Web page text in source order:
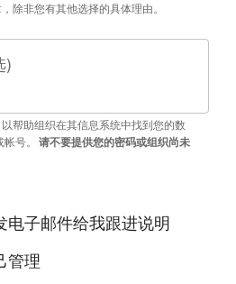
除非您有其他选择的具体理由。
)
帮助组织在其信息系统中找到您的数
号。 请不要提供您的密码或组织尚未
电子邮件给我跟进说明
管理